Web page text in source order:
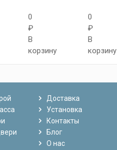
0
₽
В
корзину
0
₽
В
корзину
Доставка
Установка
Контакты
Блог
О нас